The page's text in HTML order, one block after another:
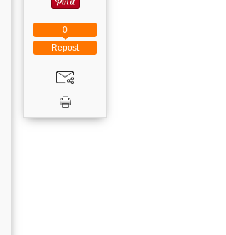
Repost
0